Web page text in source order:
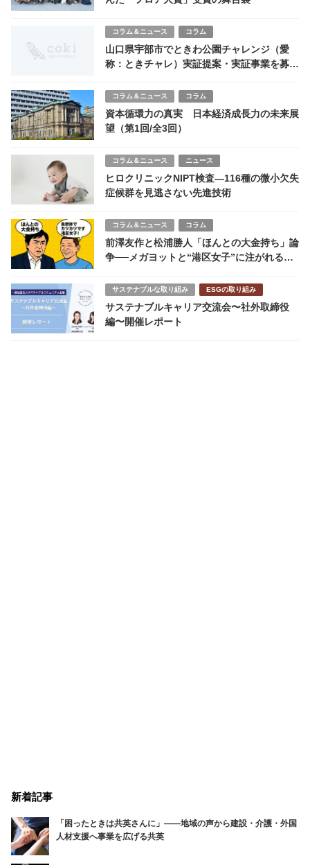
コラム＆ニュース コラム
山口県宇部市でときわ公園チャレンジ（愛
称：ときチャレ）実証提案・実証事業を募
コラム＆ニュース コラム
資本循環力の真実 日本経済成長力の未来展
望（第1回/全3回）
コラム＆ニュース ニュース
ヒロクリニックNIPT検査—116種の微小欠失
症候群を見逃さない先進技術
コラム＆ニュース コラム
前澤友作と松浦勝人「ほんとの大金持ち」論
争──メガヨットと“港区女子”に注がれる視
サステナブルな取り組み ESGの取り組み
サステナブルキャリア交流会〜社外取締役
編〜開催レポート
新着記事
「困ったときは共英さんに」――地域の声から建設・介護・外国
人材支援へ事業を広げる共英